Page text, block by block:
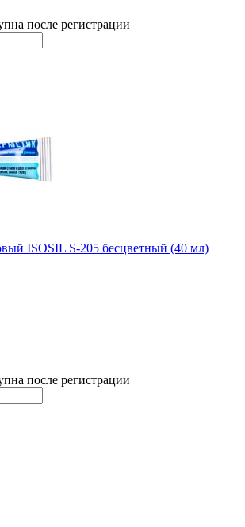
после регистрации
ISOSIL S-205 бесцветный (40 мл)
после регистрации